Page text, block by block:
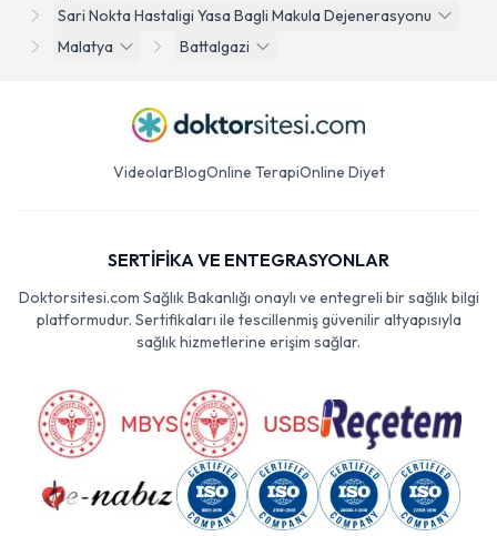
Sari Nokta Hastaligi Yasa Bagli Makula Dejenerasyonu
Malatya
Battalgazi
VideolarBlogOnline TerapiOnline Diyet
SERTİFİKA VE ENTEGRASYONLAR
Doktorsitesi.com Sağlık Bakanlığı onaylı ve entegreli bir sağlık bilgi
platformudur. Sertifikaları ile tescillenmiş güvenilir altyapısıyla
sağlık hizmetlerine erişim sağlar.